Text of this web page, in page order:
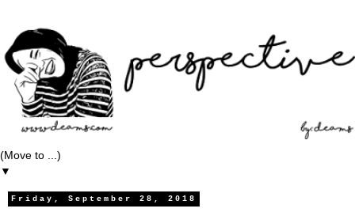
▼
Friday, September 28, 2018